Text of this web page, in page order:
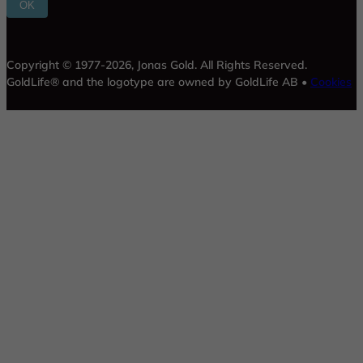
l
OK
Copyright © 1977-2026, Jonas Gold. All Rights Reserved.
GoldLife® and the logotype are owned by GoldLife AB • Cookies